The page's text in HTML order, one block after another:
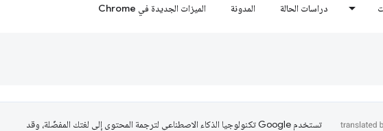
دراسات الحالة المدونة الميزات الجديدة في Chrome
تستخدم Google تكنولوجيا الذكاء الاصطناعي لترجمة المحتوى إلى لغتك المفضّلة، وقد